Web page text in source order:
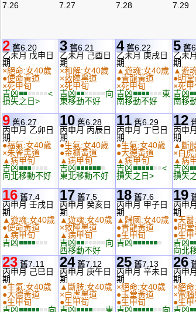
7.26 7.27 7.28 7.29
2 舊6.20
乙未月 戊申日
期
×絕命:女40歲
●使命黃道
×死甲旬
吉凶
<
損失之日>
3 舊6.21
乙未月 己酉日
期
×和解:女40歲
×救陣黑道
×死甲旬
吉凶
向
東移動不好
4舊6.22
乙未月 庚戌日
期
▲遊魂:女40歲
●青龍黃道
×死甲旬
吉凶
東
南移動不好
5 舊
乙未
期
▲遊
●明
×死甲
吉凶
南移
9 舊6.27
丙申月 乙卯日
期
●福氣:女40歲
×朱雀黑道
▲病甲旬
吉凶
向北移動不好
10 舊6.28
丙申月 丙辰日
期
●生氣:女40歲
●金櫃黃道
▲病甲旬
吉凶
東北移動不好
11 舊6.29
丙申月 丁巳日
期
●生氣:女40歲
●大德黃道
▲病甲旬
吉凶
<
損失之日>
12
丙申
期
▲斷
×白
▲病
吉凶
損失
16 舊7.4
丙申月 壬戌日
期
▲遊魂:女40歲
●使命黃道
▲病甲旬
吉凶
17 舊7.5
丙申月 癸亥日
期
▲遊魂:女40歲
×救陣黑道
▲病甲旬
吉凶
向
西移動不好
18 舊7.6
丙申月 甲子日
期
▲歸國:女40歲
●青龍黃道
●生甲旬
吉凶
19
丙申
期
●天
●明
●生甲
吉凶
向北
23 舊7.11
丙申月 己巳日
期
●生氣:女40歲
●大德黃道
●生甲旬
吉凶
向
24舊7.12
丙申月 庚午日
期
▲斷肢:女40歲
×白虎黑道
●生甲旬
吉凶
東
25 舊7.13
丙申月 辛未日
期
×絕命:女40歲
●玉堂黃道
●生甲旬
吉凶
向
26
丙申
期
×絕
×電
●生甲
吉凶